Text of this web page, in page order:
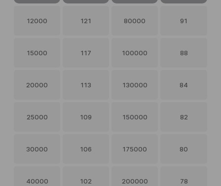
12000 121 80000 91
15000 117 100000 88
20000 113 130000 84
25000 109 150000 82
30000 106 175000 80
40000 102 200000 78